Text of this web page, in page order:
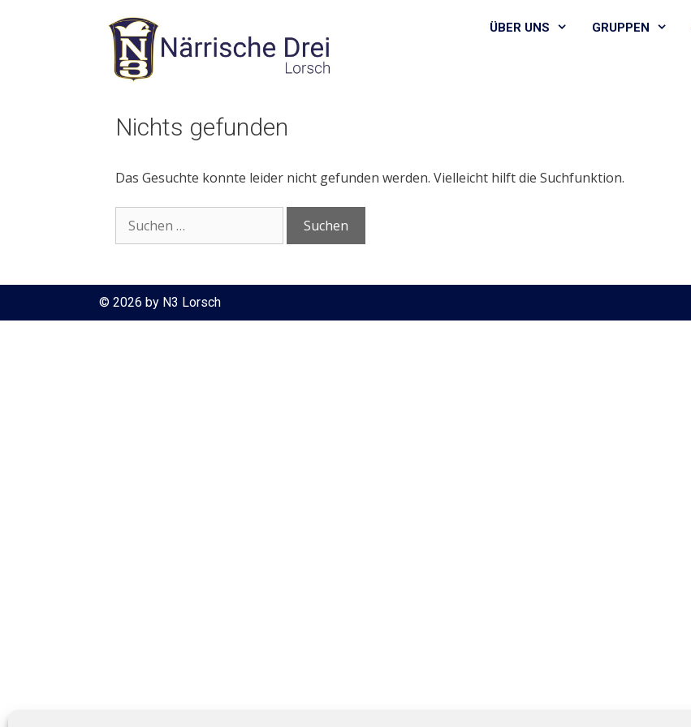
ÜBER UNS GRUPPEN
Nichts gefunden
Das Gesuchte konnte leider nicht gefunden werden. Vielleicht hilft die Suchfunktion.
nach:
© 2026 by N3 Lorsch